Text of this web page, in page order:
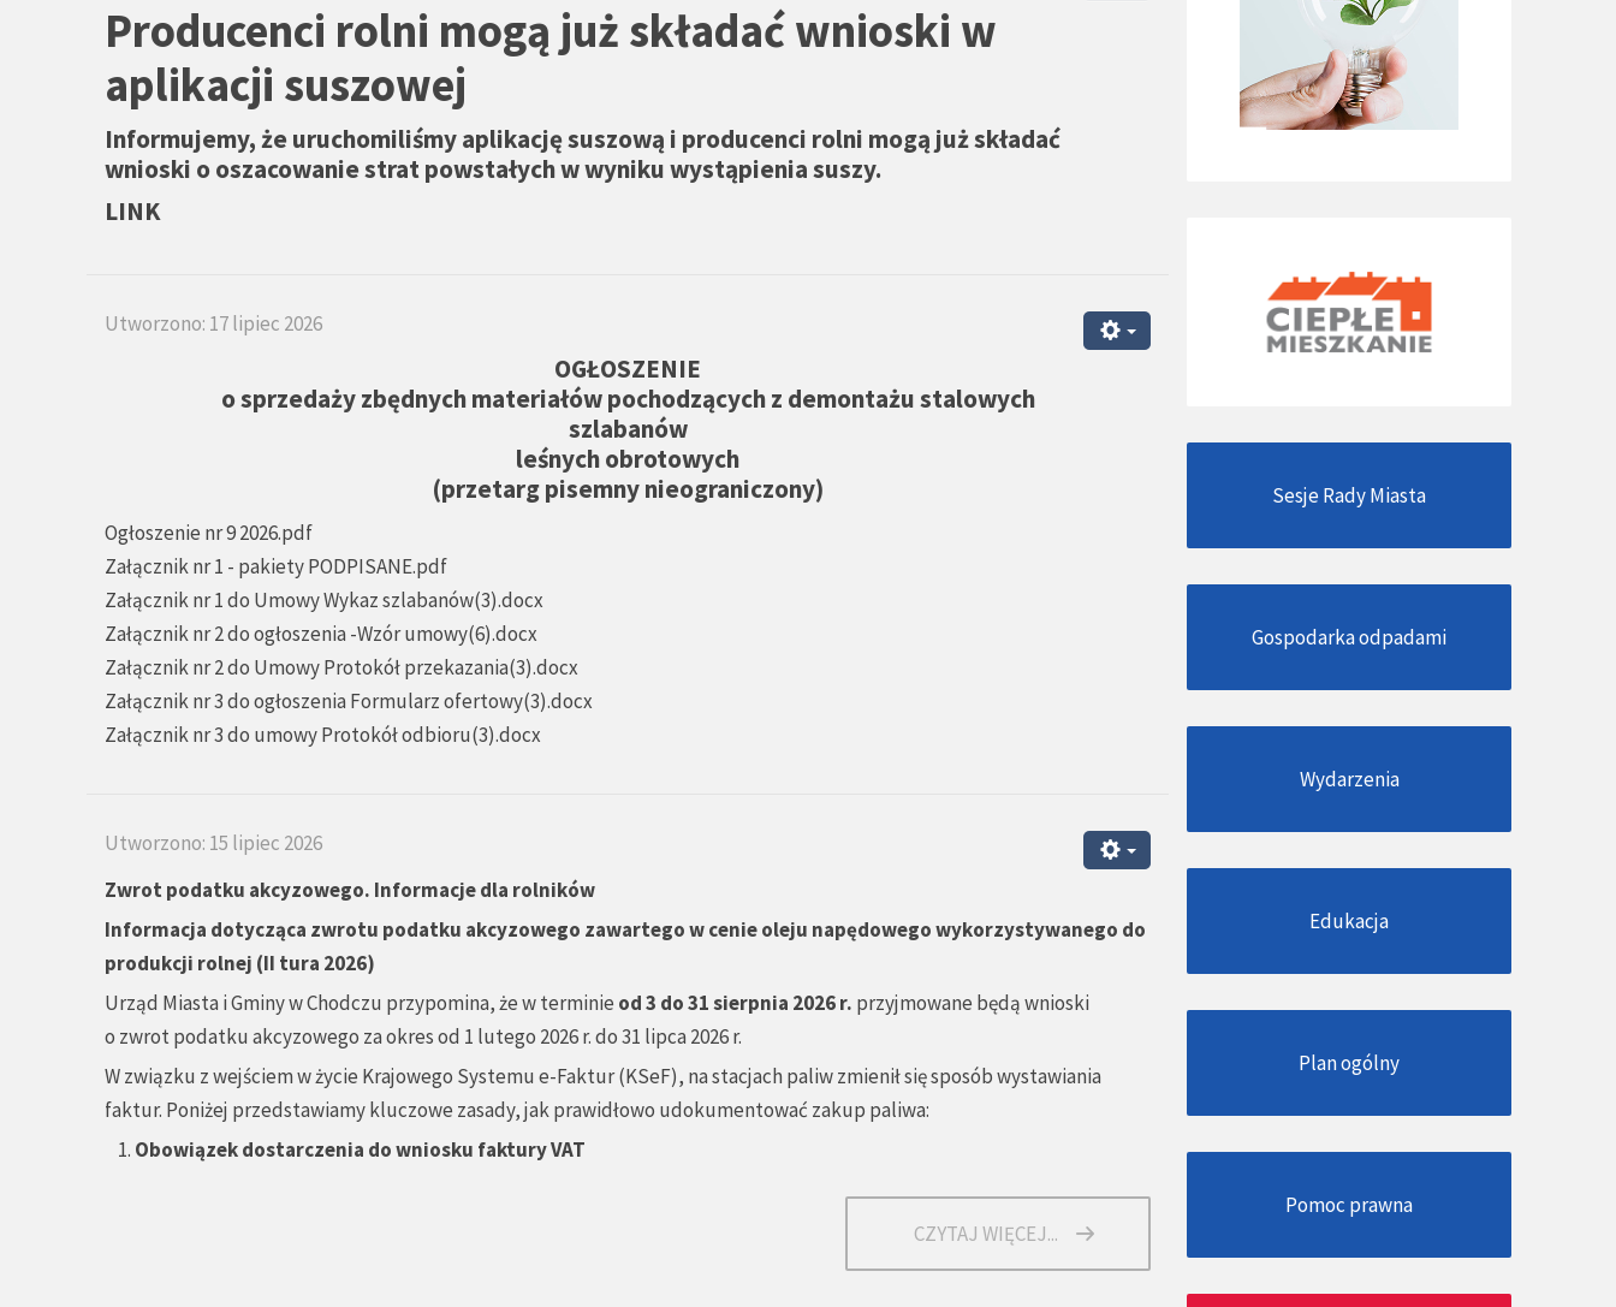
Producenci rolni mogą już składać wnioski w
aplikacji suszowej
Informujemy, że uruchomiliśmy aplikację suszową i producenci rolni mogą już składać
wnioski o oszacowanie strat powstałych w wyniku wystąpienia suszy.
LINK
Utworzono: 17 lipiec 2026
OGŁOSZENIE
o sprzedaży zbędnych materiałów pochodzących z demontażu stalowych
szlabanów
leśnych obrotowych
(przetarg pisemny nieograniczony)
Ogłoszenie nr 9 2026.pdf
Załącznik nr 1 - pakiety PODPISANE.pdf
Załącznik nr 1 do Umowy Wykaz szlabanów(3).docx
Załącznik nr 2 do ogłoszenia -Wzór umowy(6).docx
Załącznik nr 2 do Umowy Protokół przekazania(3).docx
Załącznik nr 3 do ogłoszenia Formularz ofertowy(3).docx
Załącznik nr 3 do umowy Protokół odbioru(3).docx
Utworzono: 15 lipiec 2026
Zwrot podatku akcyzowego. Informacje dla rolników
Informacja dotycząca zwrotu podatku akcyzowego zawartego w cenie oleju napędowego wykorzystywanego do
produkcji rolnej (II tura 2026)
Urząd Miasta i Gminy w Chodczu przypomina, że w terminie od 3 do 31 sierpnia 2026 r. przyjmowane będą wnioski
o zwrot podatku akcyzowego za okres od 1 lutego 2026 r. do 31 lipca 2026 r.
W związku z wejściem w życie Krajowego Systemu e-Faktur (KSeF), na stacjach paliw zmienił się sposób wystawiania
faktur. Poniżej przedstawiamy kluczowe zasady, jak prawidłowo udokumentować zakup paliwa:
Obowiązek dostarczenia do wniosku faktury VAT
CZYTAJ WIĘCEJ...
Sesje Rady Miasta
Gospodarka odpadami
Wydarzenia
Edukacja
Plan ogólny
Pomoc prawna